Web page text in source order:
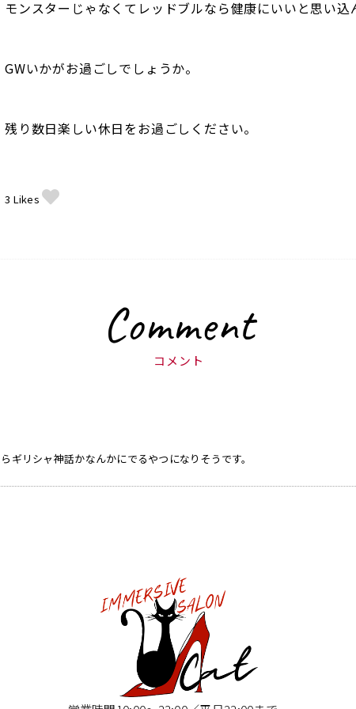
モンスターじゃなくてレッドブルなら健康にいいと思い込
GWいかがお過ごしでしょうか。
残り数日楽しい休日をお過ごしください。
3 Likes
Comment
コメント
ギリシャ神話かなんかにでるやつになりそうです。